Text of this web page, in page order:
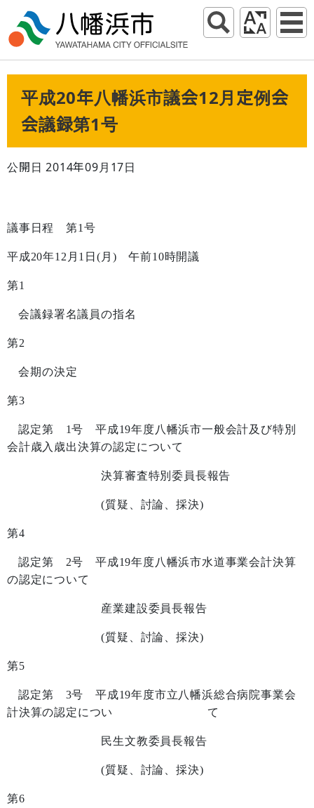
平成20年八幡浜市議会12月定例会
会議録第1号
公開日 2014年09月17日
議事日程 第1 号
平成20年12 月 1 日( 月 ) 午前10時開議
第1
会議録署名議員の指名
第2
会期の決定
第3
認定第 1号 平成19年度八幡浜市一般会計及び特別
会計歳入歳出決算の認定について
決算審査特別委員長報告
(質疑、討論、採決)
第4
認定第 2号 平成19年度八幡浜市水道事業会計決算
の認定について
産業建設委員長報告
(質疑、討論、採決)
第5
認定第 3号 平成19年度市立八幡浜総合病院事業会
計決算の認定につい て
民生文教委員長報告
(質疑、討論、採決)
第6